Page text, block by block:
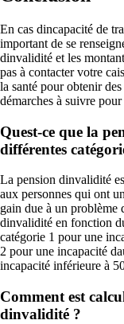
En cas dincapacité de
important de se
dinvalidité et les
pas à contacter votre
la santé pour obtenir
démarches à suivre
Quest-ce que la
différentes
La pension dinvalidité
aux personnes qui ont
gain due à un problème
dinvalidité en fonction
catégorie 1 pour une
2 pour une incapacité
incapacité inférieure à
Comment est
dinvalidité ?